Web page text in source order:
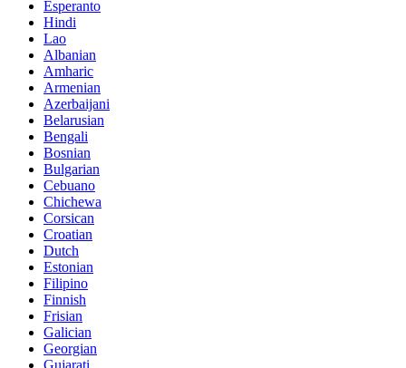
Esperanto
Hindi
Lao
Albanian
Amharic
Armenian
Azerbaijani
Belarusian
Bengali
Bosnian
Bulgarian
Cebuano
Chichewa
Corsican
Croatian
Dutch
Estonian
Filipino
Finnish
Frisian
Galician
Georgian
Gujarati